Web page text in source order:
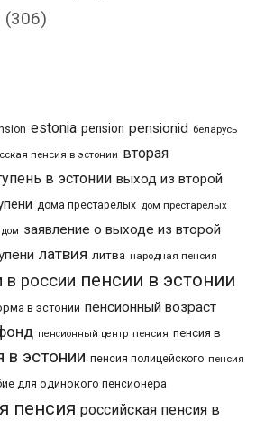
(306)
estonia pension pensionid беларусь
пенсия в эстонии вторая
в эстонии выход из второй
дома престарелых дом престарелых
заявление о выходе из второй
латвия литва народная пенсия
в россии пенсии в эстонии
в эстонии пенсионный возраст
пенсионный центр пенсия пенсия в
в эстонии пенсия полицейского пенсия
для одинокого пенсионера
пенсия российская пенсия в